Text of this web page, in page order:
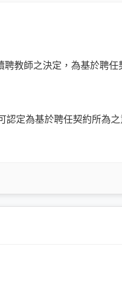
教師之決定，為基於聘
定為基於聘任契約所為